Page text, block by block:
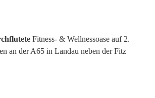
Fitness- & Wellnessoase auf 2.
an der A65 in Landau neben der Fitz